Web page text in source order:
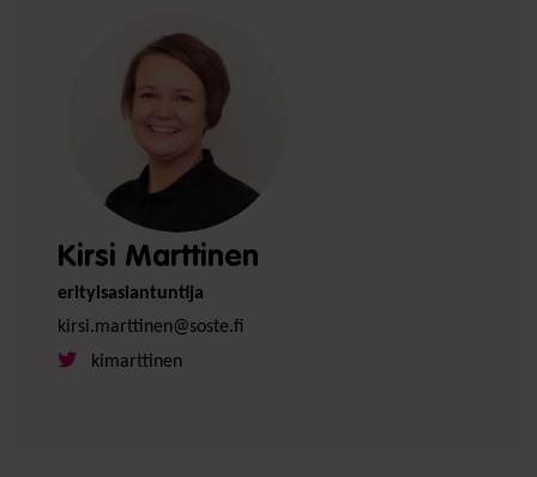
Kirsi Marttinen
erityisasiantuntija
kirsi.marttinen@soste.fi
kimarttinen